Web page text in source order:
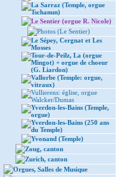
La Sarraz (Temple, orgue
Tschanun)
Le Sentier (orgue R. Nicole)
Photos (Le Sentier)
Le Sépey, Cergnat et Les
Mosses
Tour-de-Peilz, La (orgue
Mingot) + orgue de choeur
(G. Liardon)
Vallorbe (Temple: orgue,
vitraux)
Vullierens: église, orgue
Walcker/Dumas
Yverdon-les-Bains (Temple,
orgue)
Yverdon-les-Bains (250 ans
du Temple)
Yvonand (Temple)
Zoug, canton
Zurich, canton
Orgues, Salles de Musique